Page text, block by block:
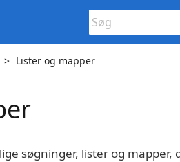
Lister og mapper
søgninger, lister og mapper,